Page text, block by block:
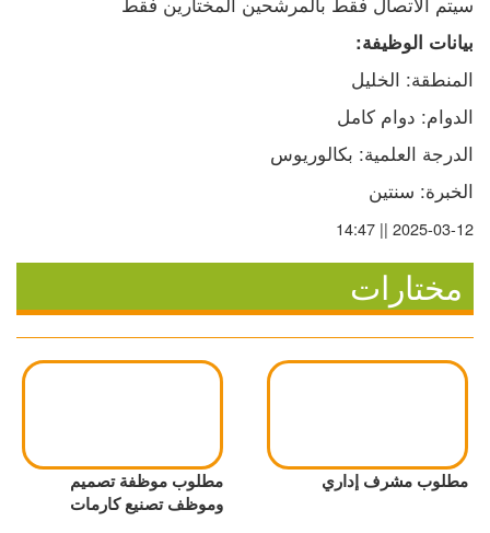
بيانات الوظيفة:
المنطقة: الخليل
الدوام: دوام كامل
الدرجة العلمية: بكالوريوس
الخبرة: سنتين
2025-03-12 || 14:47
مختارات
مطلوب مشرف إداري
مطلوب موظفة تصميم
وموظف تصنيع كارمات